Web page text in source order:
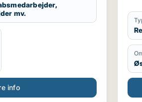
mv.
info